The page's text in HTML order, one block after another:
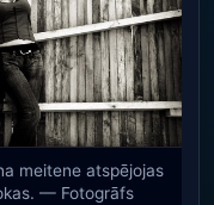
meitene atspējojas
— Fotogrāfs